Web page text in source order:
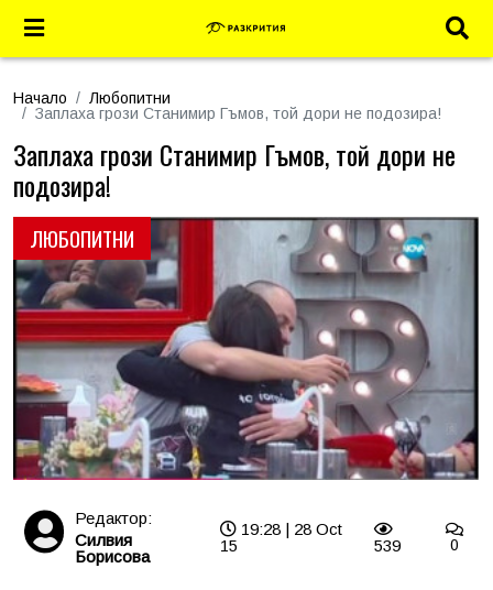
Начало
Любопитни
Заплаха грози Станимир Гъмов, той дори не подозира!
ЛЮБОПИТНИ
Заплаха грози Станимир Гъмов, той дори не
подозира!
Редактор:
Силвия
Борисова
19:28 | 28 Oct
15
539 0